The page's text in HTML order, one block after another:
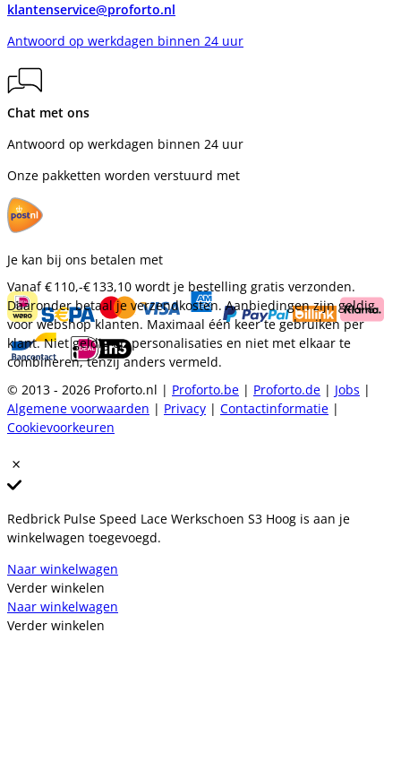
klantenservice@proforto.nl
Antwoord op werkdagen binnen 24 uur
Chat met ons
Antwoord op werkdagen binnen 24 uur
Onze pakketten worden verstuurd met
Je kan bij ons betalen met
Vanaf€ 110,-€ 133,10 wordt je bestelling gratis verzonden.
Daaronder betaal je verzendkosten. Aanbiedingen zijn geldig
voor webshop klanten. Maximaal één keer te gebruiken per
klant. Niet geldig op personalisaties en niet met elkaar te
combineren, tenzij anders vermeld.
© 2013 - 2026 Proforto.nl | Proforto.be | Proforto.de | Jobs |
Algemene voorwaarden | Privacy | Contactinformatie |
Cookievoorkeuren
Redbrick Pulse Speed Lace Werkschoen S3 Hoog is aan je
winkelwagen toegevoegd.
Naar winkelwagen
Verder winkelen
Naar winkelwagen
Verder winkelen